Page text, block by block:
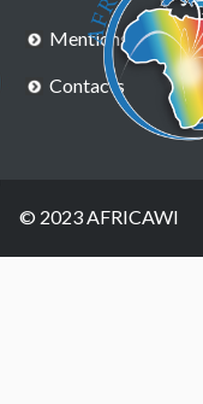
Mentions légales
Contacts
© 2023 AFRICAWI